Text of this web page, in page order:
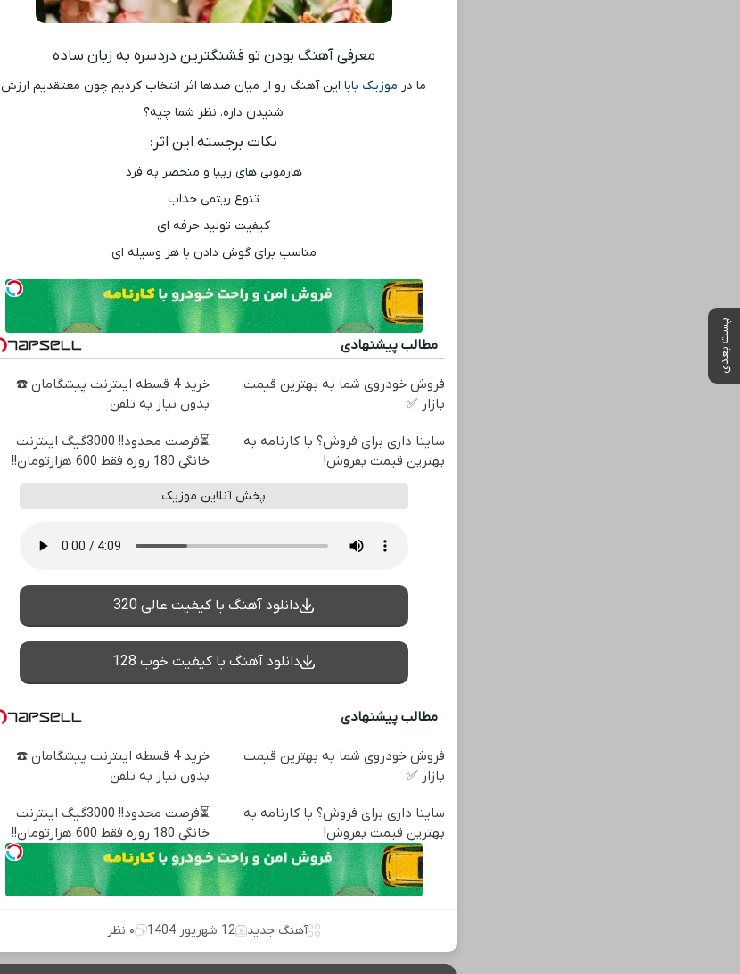
پست بعدی
معرفی آهنگ بودن تو قشنگترین دردسره به زبان ساده
ما در موزیک بابااین آهنگ رو از میان صدها اثر انتخاب کردیم چون معتقدیم ارزش
شنیدن داره. نظر شما چیه؟
نکات برجسته این اثر:
هارمونی ‌های زیبا و منحصر به فرد
تنوع ریتمی جذاب
کیفیت تولید حرفه ‌ای
مناسب برای گوش دادن با هر وسیله ‌ای
مطالب پیشنهادی
فروش خودروی شما به بهترین قیمت
بازار ✅
خرید 4 قسطه اینترنت پیشگامان ☎️
بدون نیاز به تلفن
ساینا داری برای فروش؟ با کارنامه به
بهترین قیمت بفروش!
⏳فرصت محدود!! 3000گیگ اینترنت
خانگی 180 روزه فقط 600 هزارتومان!!
پخش آنلاین موزیک
دانلود آهنگ با کیفیت عالی 320
دانلود آهنگ با کیفیت خوب 128
مطالب پیشنهادی
فروش خودروی شما به بهترین قیمت
بازار ✅
خرید 4 قسطه اینترنت پیشگامان ☎️
بدون نیاز به تلفن
ساینا داری برای فروش؟ با کارنامه به
بهترین قیمت بفروش!
⏳فرصت محدود!! 3000گیگ اینترنت
خانگی 180 روزه فقط 600 هزارتومان!!
آهنگ جدید 12 شهریور 1404 ۰ نظر